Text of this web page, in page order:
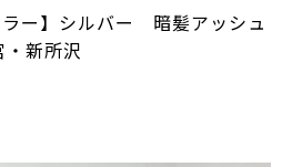
ラー】シルバー 暗髪アッシュ
新所沢